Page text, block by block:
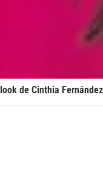
de Cinthia Fernández